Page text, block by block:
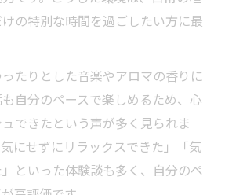
の特別な時間を過ごしたい方に最
たりとした音楽やアロマの香りに
自分のペースで楽しめるため、心
できたという声が多く見られま
にせずにリラックスできた」「気
といった体験談も多く、自分のペ